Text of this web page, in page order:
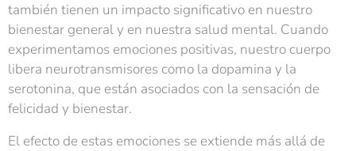
también tienen un impacto significativo en nuestro
bienestar general y en nuestra salud mental. Cuando
experimentamos emociones positivas, nuestro cuerpo
libera neurotransmisores como la dopamina y la
serotonina, que están asociados con la sensación de
felicidad y bienestar.
El efecto de estas emociones se extiende más allá de